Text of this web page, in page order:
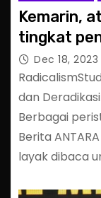
Kemarin,
tingkat
Dec 18, 2023
dan
Berbagai
Berita
layak dibaca